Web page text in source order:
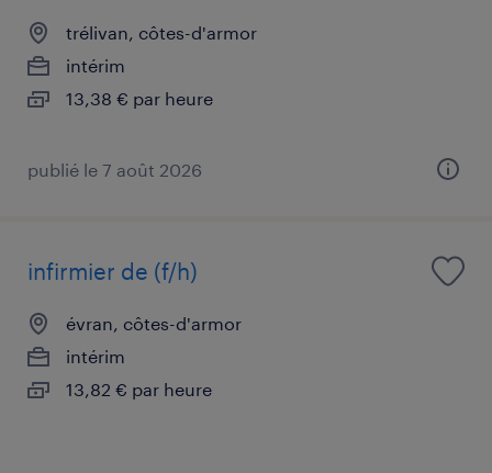
trélivan, côtes-d'armor
intérim
13,38 € par heure
publié le 7 août 2026
infirmier de (f/h)
évran, côtes-d'armor
intérim
13,82 € par heure